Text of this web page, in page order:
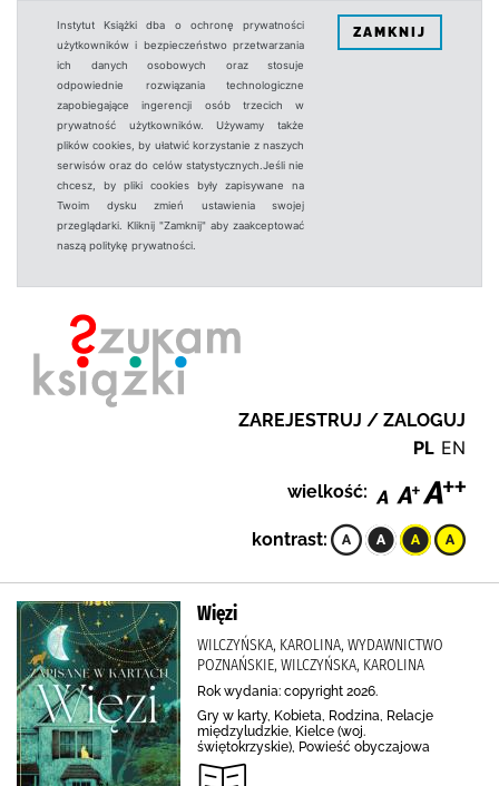
Instytut Książki dba o ochronę prywatności
użytkowników i bezpieczeństwo przetwarzania
ich danych osobowych oraz stosuje
odpowiednie rozwiązania technologiczne
zapobiegające ingerencji osób trzecich w
prywatność użytkowników. Używamy także
plików cookies, by ułatwić korzystanie z naszych
serwisów oraz do celów statystycznych.Jeśli nie
chcesz, by pliki cookies były zapisywane na
Twoim dysku zmień ustawienia swojej
przeglądarki. Kliknij "Zamknij" aby zaakceptować
naszą politykę prywatności.
ZAMKNIJ
ZAREJESTRUJ / ZALOGUJ
PL EN
wielkość:
kontrast:
Więzi
WILCZYŃSKA, KAROLINA, WYDAWNICTWO
POZNAŃSKIE, WILCZYŃSKA, KAROLINA
Rok wydania: copyright 2026.
Gry w karty, Kobieta, Rodzina, Relacje
międzyludzkie, Kielce (woj.
świętokrzyskie), Powieść obyczajowa